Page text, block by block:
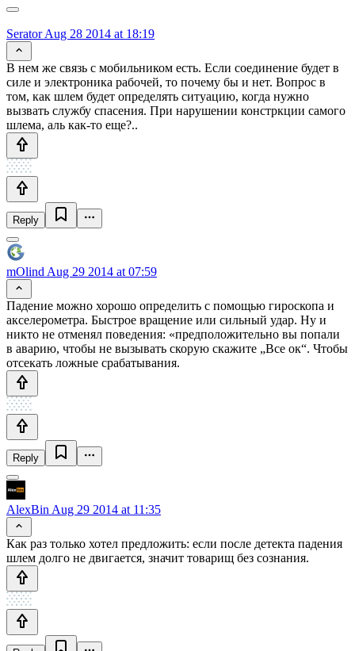
SeratorAug 28 2014 at 18:19
В нем же связь с мобильником есть. Если соединение будет в
силе и электроника рабочей, то почему бы и нет. Вопрос в
том, как шлем будет определять ситуацию, когда нужно
вызвать службу спасения. При нарушении констркции самого
шлема, аль как-то еще?..
Reply
mOlind Aug 29 2014 at 07:59
Падение можно хорошо определить с помощью гироскопа и
акселерометра. Быстрое вращение или сильный удар. Ну и
никто не отменял поведения: «предположительно вы попали
в аварию, чтобы не вызывать скорую скажите „Все ок“. Чтобы
отсекать ложные срабатывания.
Reply
AlexBin Aug 29 2014 at 11:35
Как раз только хотел предложить: если после детекта падения
шлем долго не двигается, значит товарищ без сознания.